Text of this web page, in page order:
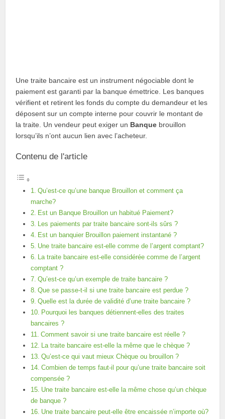
Une traite bancaire est un instrument négociable dont le
paiement est garanti par la banque émettrice. Les banques
vérifient et retirent les fonds du compte du demandeur et les
déposent sur un compte interne pour couvrir le montant de
la traite. Un vendeur peut exiger un Banque brouillon
lorsqu’ils n’ont aucun lien avec l’acheteur.
Contenu de l'article
Qu’est-ce qu’une banque Brouillon et comment ça
marche?
Est un Banque Brouillon un habitué Paiement?
Les paiements par traite bancaire sont-ils sûrs ?
Est un banquier Brouillon paiement instantané ?
Une traite bancaire est-elle comme de l’argent comptant?
La traite bancaire est-elle considérée comme de l’argent
comptant ?
Qu’est-ce qu’un exemple de traite bancaire ?
Que se passe-t-il si une traite bancaire est perdue ?
Quelle est la durée de validité d’une traite bancaire ?
Pourquoi les banques détiennent-elles des traites
bancaires ?
Comment savoir si une traite bancaire est réelle ?
La traite bancaire est-elle la même que le chèque ?
Qu’est-ce qui vaut mieux Chèque ou brouillon ?
Combien de temps faut-il pour qu’une traite bancaire soit
compensée ?
Une traite bancaire est-elle la même chose qu’un chèque
de banque ?
Une traite bancaire peut-elle être encaissée n’importe où?